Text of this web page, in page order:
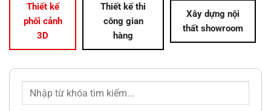
Thiết kế
phối cảnh
3D
Thiết kế thi
công gian
hàng
Xây dựng nội
thất showroom